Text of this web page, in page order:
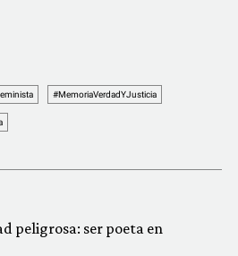
#MemoriaVerdadYJusticia
peligrosa: ser poeta en